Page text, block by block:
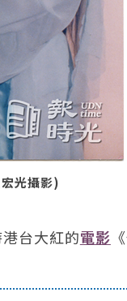
光攝影)
台大紅的電影